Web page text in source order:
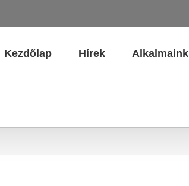
Kezdőlap Hírek Alkalmaink